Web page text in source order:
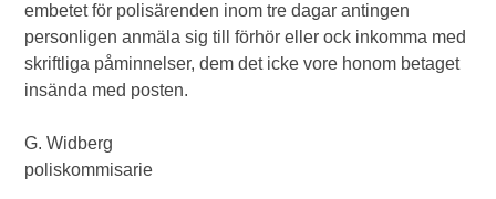
embetet för polisärenden inom tre dagar antingen
personligen anmäla sig till förhör eller ock inkomma med
skriftliga påminnelser, dem det icke vore honom betaget
insända med posten.
G. Widberg
poliskommisarie